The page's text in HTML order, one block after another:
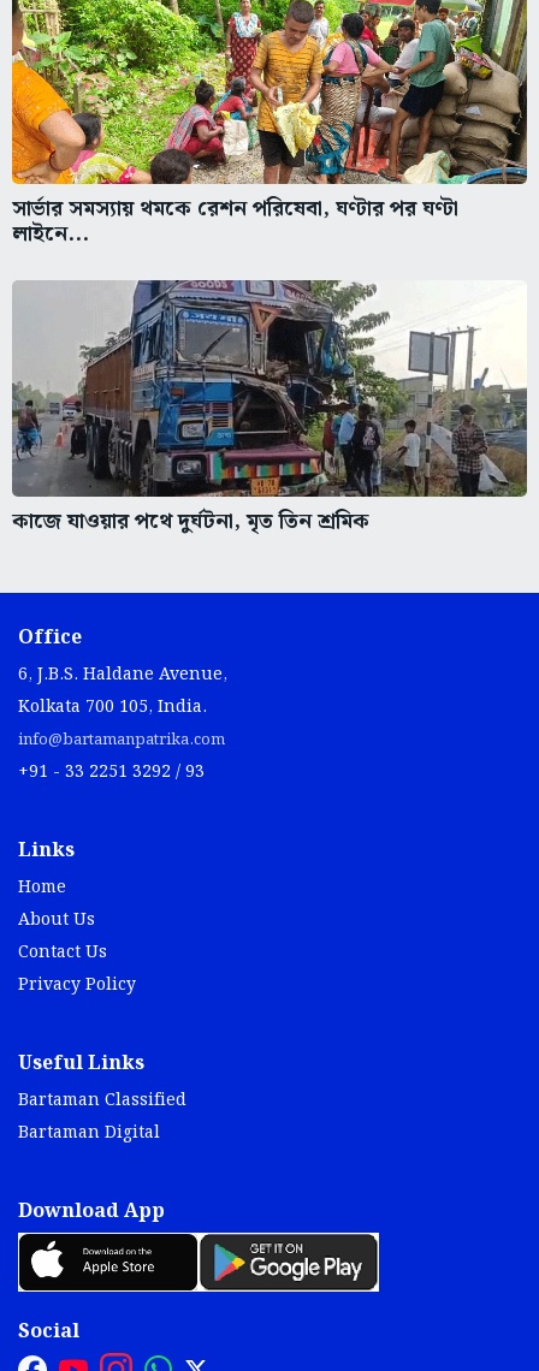
সার্ভার সমস্যায় থমকে রেশন পরিষেবা, ঘণ্টার পর ঘণ্টা
লাইনে...
কাজে যাওয়ার পথে দুর্ঘটনা, মৃত তিন শ্রমিক
Office
6, J.B.S. Haldane Avenue,
Kolkata 700 105, India.
info@bartamanpatrika.com
+91 - 33 2251 3292 / 93
Links
Home
About Us
Contact Us
Privacy Policy
Useful Links
Bartaman Classified
Bartaman Digital
Download App
Social